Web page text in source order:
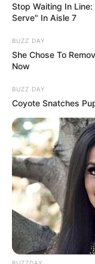
Stop Waiting In
Serve" In Aisle 7
BUZZ DAY
She Chose To
Now
BUZZ DAY
Coyote Snatches